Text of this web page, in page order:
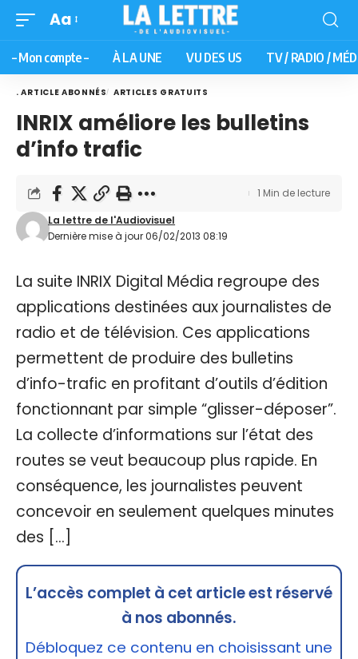
Aa
– Mon compte – À LA UNE VU DES US TV / RADIO /
. ARTICLE ABONNÉS ARTICLES GRATUITS
INRIX améliore les bulletins
d’info trafic
Dernière mise à jour 06/02/2013 08:19
La lettre de l'Audiovisuel
1 Min de lecture
La suite INRIX Digital Média regroupe des
applications destinées aux journalistes de
radio et de télévision. Ces applications
permettent de produire des bulletins
d’info-trafic en profitant d’outils d’édition
fonctionnant par simple “glisser-déposer”.
La collecte d’informations sur l’état des
routes se veut beaucoup plus rapide. En
conséquence, les journalistes peuvent
concevoir en seulement quelques minutes
des […]
L’accès complet à cet article est réservé
à nos abonnés.
Débloquez ce contenu en choisissant une